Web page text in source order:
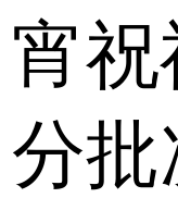
宵祝
分批